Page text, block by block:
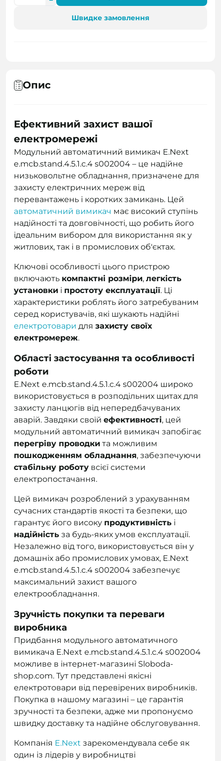
Швидке замовлення
Опис
Ефективний захист вашої
електромережі
Модульний автоматичний вимикач E.Next
e.mcb.stand.4.5.1.c.4 s002004 – це надійне
низьковольтне обладнання, призначене для
захисту електричних мереж від
перевантажень і коротких замикань. Цей
автоматичний вимикач має високий ступінь
надійності та довговічності, що робить його
ідеальним вибором для використання як у
житлових, так і в промислових об'єктах.
Ключові особливості цього пристрою
включають компактні розміри, легкість
установки і простоту експлуатації. Ці
характеристики роблять його затребуваним
серед користувачів, які шукають надійні
електротовари для захисту своїх
електромереж.
Області застосування та особливості
роботи
E.Next e.mcb.stand.4.5.1.c.4 s002004 широко
використовується в розподільних щитах для
захисту ланцюгів від непередбачуваних
аварій. Завдяки своїй ефективності, цей
модульний автоматичний вимикач запобігає
перегріву проводки та можливим
пошкодженням обладнання, забезпечуючи
стабільну роботу всієї системи
електропостачання.
Цей вимикач розроблений з урахуванням
сучасних стандартів якості та безпеки, що
гарантує його високу продуктивність і
надійність за будь-яких умов експлуатації.
Незалежно від того, використовується він у
домашніх або промислових умовах, E.Next
e.mcb.stand.4.5.1.c.4 s002004 забезпечує
максимальний захист вашого
електрообладнання.
Зручність покупки та переваги
виробника
Придбання модульного автоматичного
вимикача E.Next e.mcb.stand.4.5.1.c.4 s002004
можливе в інтернет-магазині Sloboda-
shop.com. Тут представлені якісні
електротовари від перевірених виробників.
Покупка в нашому магазині – це гарантія
зручності та безпеки, адже ми пропонуємо
швидку доставку та надійне обслуговування.
Компанія E.Next зарекомендувала себе як
один із лідерів у виробництві